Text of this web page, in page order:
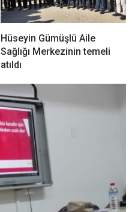
Hüseyin Gümüşlü Aile
Sağlığı Merkezinin temeli
atıldı